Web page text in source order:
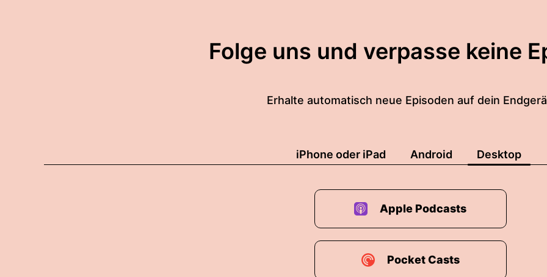
Folge uns und verpasse keine
Erhalte automatisch neue Episoden auf dein
iPhone oder iPad Android Desktop
Apple Podcasts
Pocket Casts